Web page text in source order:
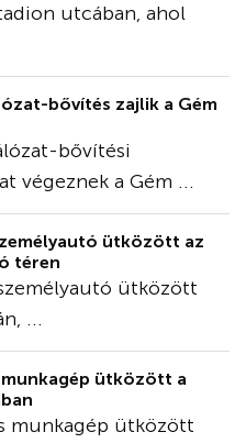
utcában, ahol
bővítés zajlik a Gém
bővítési
végeznek a Gém ...
ütközött az
téren
ütközött
...
ütközött a
munkagép ütközött